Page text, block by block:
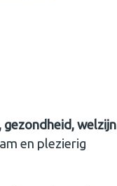
welzijn
en plezierig